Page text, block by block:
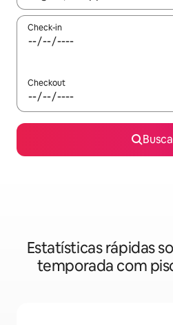
Check-in
Checkout
Estatísticas rápidas
temporada com